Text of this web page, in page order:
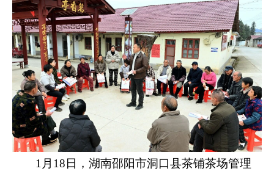
1月18日，湖南邵阳市洞口县茶铺茶场管理